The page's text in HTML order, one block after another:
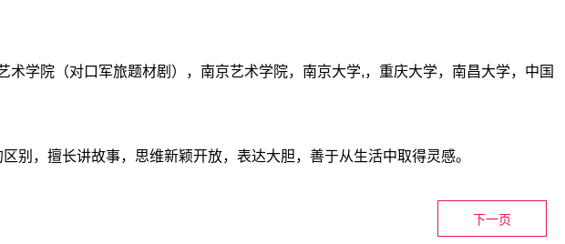
学院（对口军旅题材剧），南京艺术学院，南京大学,，重庆大学，南昌大学，中国
别，擅长讲故事，思维新颖开放，表达大胆，善于从生活中取得灵感。
下一页